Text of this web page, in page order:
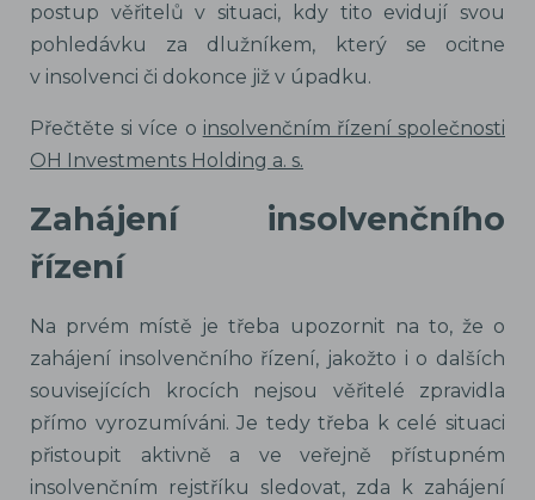
postup věřitelů v situaci, kdy tito evidují svou
pohledávku za dlužníkem, který se ocitne
v insolvenci či dokonce již v úpadku.
Přečtěte si více o insolvenčním řízení společnosti
OH Investments Holding a. s.
Zahájení insolvenčního
řízení
Na prvém místě je třeba upozornit na to, že o
zahájení insolvenčního řízení, jakožto i o dalších
souvisejících krocích nejsou věřitelé zpravidla
přímo vyrozumíváni. Je tedy třeba k celé situaci
přistoupit aktivně a ve veřejně přístupném
insolvenčním rejstříku sledovat, zda k zahájení